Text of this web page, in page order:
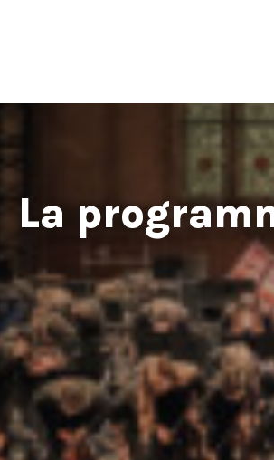
La